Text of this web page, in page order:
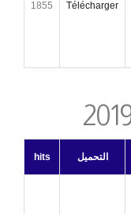
Télécharger
1855
التحميل hits